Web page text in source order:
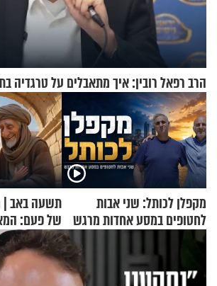
הרב רפאל רובין: איך מתאבלים על טרגדיה
מקפלן לכותל: שני אבות
לחטופים במסע אחדות מרגש
תשעה באב |
של פעם: